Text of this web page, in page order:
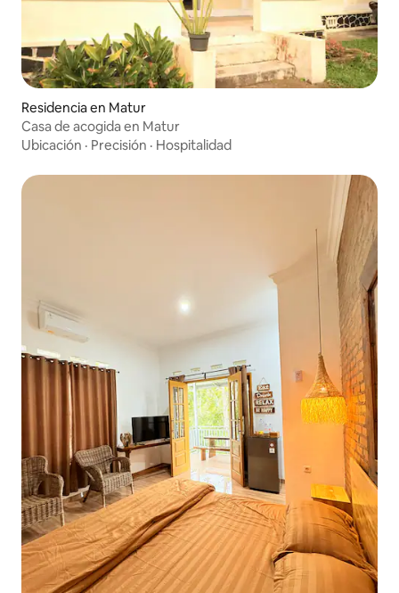
Residencia en Matur
Casa de acogida en Matur
Ubicación · Precisión · Hospitalidad